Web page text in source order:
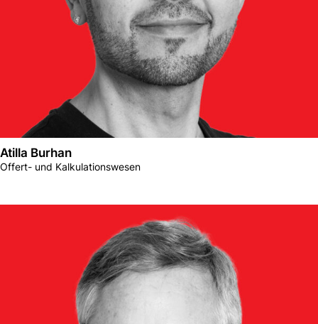
Atilla Burhan
Offert- und Kalkulationswesen